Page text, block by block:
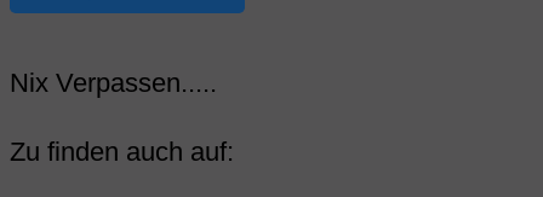
Nix Verpassen.....
Zu finden auch auf: